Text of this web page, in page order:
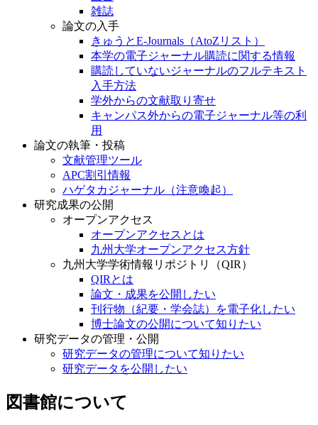
雑誌
論文の入手
きゅうとE-Journals（AtoZリスト）
本学の電子ジャーナル購読に関する情報
購読していないジャーナルのフルテキスト
入手方法
学外からの文献取り寄せ
キャンパス外からの電子ジャーナル等の利
用
論文の執筆・投稿
文献管理ツール
APC割引情報
ハゲタカジャーナル（注意喚起）
研究成果の公開
オープンアクセス
オープンアクセスとは
九州大学オープンアクセス方針
九州大学学術情報リポジトリ（QIR）
QIRとは
論文・成果を公開したい
刊行物（紀要・学会誌）を電子化したい
博士論文の公開について知りたい
研究データの管理・公開
研究データの管理について知りたい
研究データを公開したい
図書館について